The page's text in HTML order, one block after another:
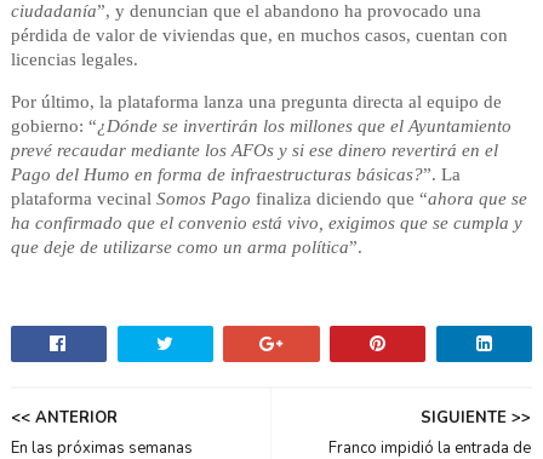
ciudadanía”, y denuncian que el abandono ha provocado una
pérdida de valor de viviendas que, en muchos casos, cuentan con
licencias legales.
Por último, la plataforma lanza una pregunta directa al equipo de
gobierno: “¿Dónde se invertirán los millones que el Ayuntamiento
prevé recaudar mediante los AFOs y si ese dinero revertirá en el
Pago del Humo en forma de infraestructuras básicas?”. La
plataforma vecinal Somos Pago finaliza diciendo que “ahora que se
ha confirmado que el convenio está vivo, exigimos que se cumpla y
que deje de utilizarse como un arma política”.
SIGUIENTE >>
Franco impidió la entrada de
<< ANTERIOR
En las próximas semanas